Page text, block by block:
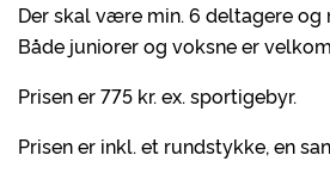
Der skal være min. 6 deltagere og
Både juniorer og voksne er
Prisen er 775 kr. ex. sportigebyr.
Prisen er inkl. et rundstykke, en